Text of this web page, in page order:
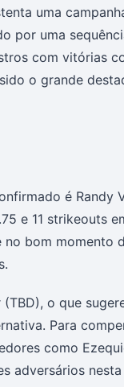
uma
por uma
com vitórias
o grande
é Randy
e 11 strikeouts
bom momento
o que
Para
como
adversários